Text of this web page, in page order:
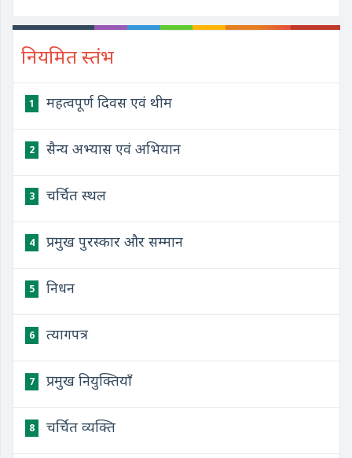
नियमित स्तंभ
1 महत्वपूर्ण दिवस एवं थीम
2 सैन्य अभ्यास एवं अभियान
3 चर्चित स्थल
4 प्रमुख पुरस्कार और सम्मान
5 निधन
6 त्यागपत्र
7 प्रमुख नियुक्तियाँ
8 चर्चित व्यक्ति